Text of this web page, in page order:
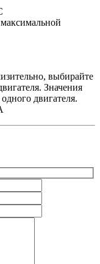
выбирайте
Значения
двигателя.